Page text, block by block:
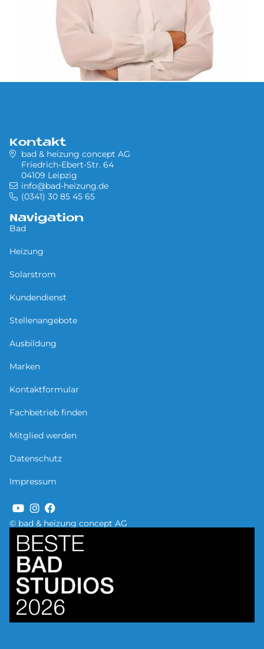
© bad & heizung concept AG
Kontakt
bad & heizung concept AG
Friedrich-Ebert-Str. 64
04109 Leipzig
info@bad-heizung.de
(0341) 30 85 45 65
Navigation
Bad
Heizung
Solarstrom
Kundendienst
Stellenangebote
Ausbildung
Marken
Kontaktformular
Fachbetrieb finden
Mitglied werden
Datenschutz
Impressum